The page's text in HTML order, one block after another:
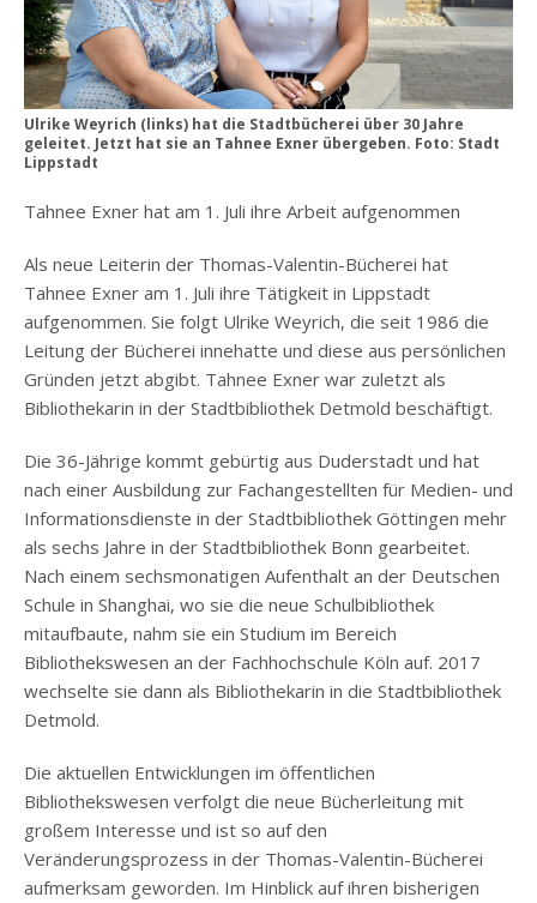
Ulrike Weyrich (links) hat die Stadtbücherei über 30 Jahre
geleitet. Jetzt hat sie an Tahnee Exner übergeben. Foto: Stadt
Lippstadt
Tahnee Exner hat am 1. Juli ihre Arbeit aufgenommen
Als neue Leiterin der Thomas-Valentin-Bücherei hat
Tahnee Exner am 1. Juli ihre Tätigkeit in Lippstadt
aufgenommen. Sie folgt Ulrike Weyrich, die seit 1986 die
Leitung der Bücherei innehatte und diese aus persönlichen
Gründen jetzt abgibt. Tahnee Exner war zuletzt als
Bibliothekarin in der Stadtbibliothek Detmold beschäftigt.
Die 36-Jährige kommt gebürtig aus Duderstadt und hat
nach einer Ausbildung zur Fachangestellten für Medien- und
Informationsdienste in der Stadtbibliothek Göttingen mehr
als sechs Jahre in der Stadtbibliothek Bonn gearbeitet.
Nach einem sechsmonatigen Aufenthalt an der Deutschen
Schule in Shanghai, wo sie die neue Schulbibliothek
mitaufbaute, nahm sie ein Studium im Bereich
Bibliothekswesen an der Fachhochschule Köln auf. 2017
wechselte sie dann als Bibliothekarin in die Stadtbibliothek
Detmold.
Die aktuellen Entwicklungen im öffentlichen
Bibliothekswesen verfolgt die neue Bücherleitung mit
großem Interesse und ist so auf den
Veränderungsprozess in der Thomas-Valentin-Bücherei
aufmerksam geworden. Im Hinblick auf ihren bisherigen